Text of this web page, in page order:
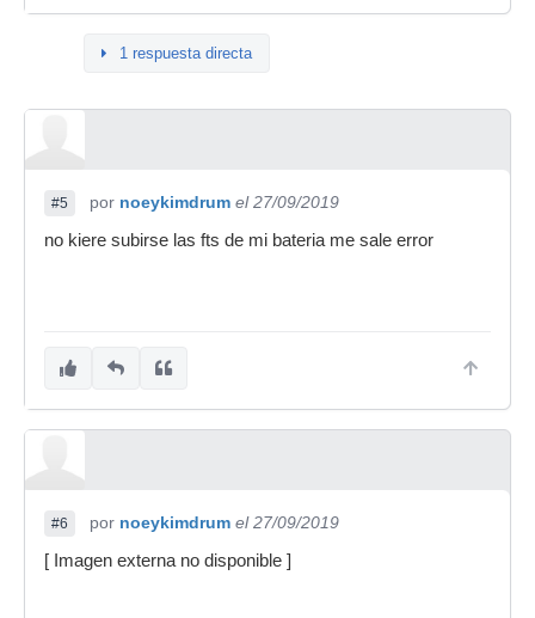
1 respuesta directa
#5 por noeykimdrum el 27/09/2019
no kiere subirse las fts de mi bateria me sale error
#6 por noeykimdrum el 27/09/2019
[ Imagen externa no disponible ]